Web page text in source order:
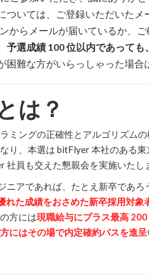
ついては、ご登録いただいたメ
からメールが届いているか、ご
予選成績 100 位以内であって
困難な方がいらっしゃった場合
は？
ミングの正確性とアルゴリズム
り、本選は bitFlyer 本社のある
員も交えた懇親会を実施いたし
アであれば、たとえ新卒であろ
れた成績をおさめた新卒採用対象
方には現職給与にプラス最高
にはその場で内定確約パスを進呈